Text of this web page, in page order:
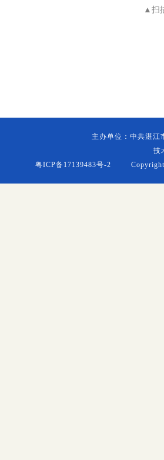
▲扫
主办单位：中共湛
技
粤ICP备17139483号-2 Copyright